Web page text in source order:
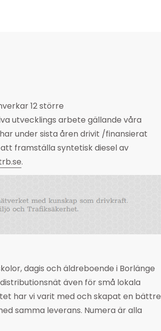
12 större
utvecklings arbete gällande våra
under sista åren drivit /finansierat
framställa syntetisk diesel av
.
dagis och äldreboende i Borlänge
även för små lokala
har vi varit med och skapat en bättre
samma leverans. Numera är alla